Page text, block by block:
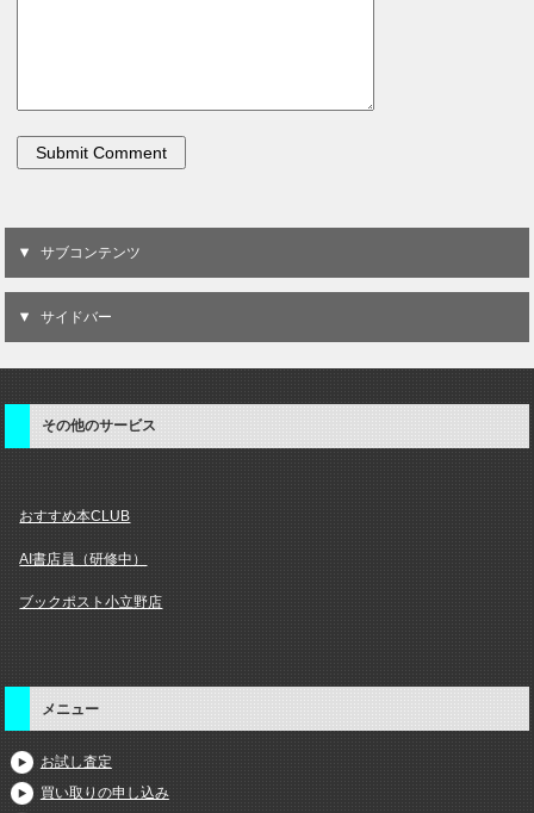
サブコンテンツ
サイドバー
その他のサービス
おすすめ本CLUB
AI書店員（研修中）
ブックポスト小立野店
メニュー
お試し査定
買い取りの申し込み